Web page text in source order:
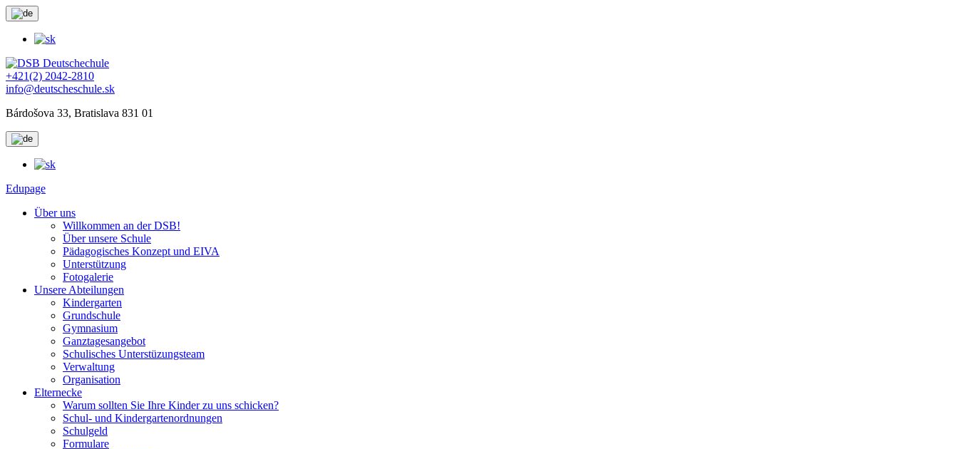
+421(2) 2042-2810
info@deutscheschule.sk
Bárdošova 33, Bratislava 831 01
Edupage
Über uns
Willkommen an der DSB!
Über unsere Schule
Pädagogisches Konzept und EIVA
Unterstützung
Fotogalerie
Unsere Abteilungen
Kindergarten
Grundschule
Gymnasium
Ganztagesangebot
Schulisches Unterstüzungsteam
Verwaltung
Organisation
Elternecke
Warum sollten Sie Ihre Kinder zu uns schicken?
Schul- und Kindergartenordnungen
Schulgeld
Formulare